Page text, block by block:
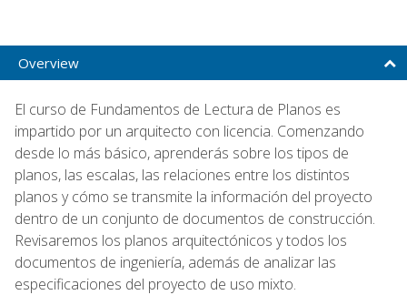
Overview
El curso de Fundamentos de Lectura de Planos es
impartido por un arquitecto con licencia. Comenzando
desde lo más básico, aprenderás sobre los tipos de
planos, las escalas, las relaciones entre los distintos
planos y cómo se transmite la información del proyecto
dentro de un conjunto de documentos de construcción.
Revisaremos los planos arquitectónicos y todos los
documentos de ingeniería, además de analizar las
especificaciones del proyecto de uso mixto.